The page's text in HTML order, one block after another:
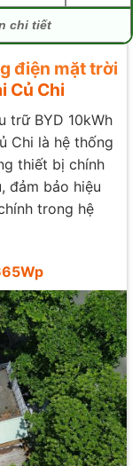
chi tiết
điện mặt trời
Củ Chi
trữ BYD 10kWh
Chi là hệ thống
thiết bị chính
đảm bảo hiệu
trong hệ